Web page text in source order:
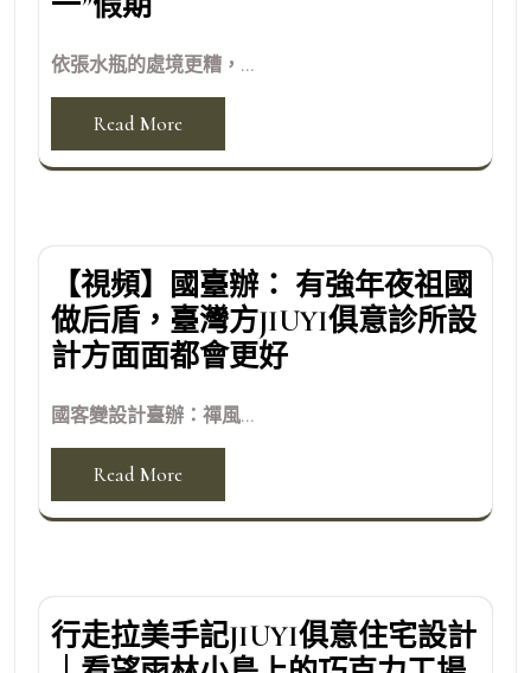
依張水瓶的處境更糟，...
Read More
【視頻】國臺辦： 有強年夜祖國
做后盾，臺灣方JIUYI俱意診所設
計方面面都會更好
國客變設計臺辦：禪風...
Read More
行走拉美手記JIUYI俱意住宅設計